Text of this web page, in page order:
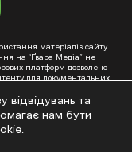
матеріалів сайту
на “Ґвара Медіа” не
платформ дозволено
для документальних
R40-01353. Поштова
14, абонентська скринька
відвідувань та
нам бути